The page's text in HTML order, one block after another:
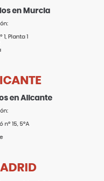
en Murcia
1, Planta 1
en Alicante
nº 15, 5ºA